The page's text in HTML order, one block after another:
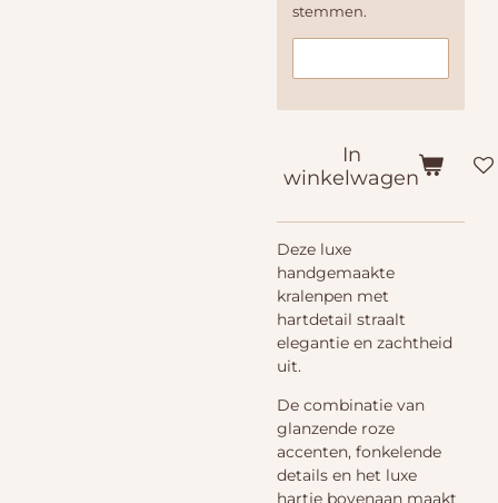
stemmen.
In
winkelwagen
Deze luxe
handgemaakte
kralenpen met
hartdetail straalt
elegantie en zachtheid
uit.
De combinatie van
glanzende roze
accenten, fonkelende
details en het luxe
hartje bovenaan maakt